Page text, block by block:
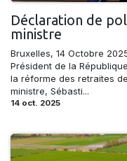
Déclaration de
ministre
Bruxelles, 14 Octobre
Président de la
la réforme des retraites
ministre, Sébasti...
14 oct. 2025